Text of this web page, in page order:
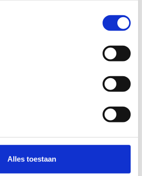
Alles toestaan
schuifrooster opbouw 350 x